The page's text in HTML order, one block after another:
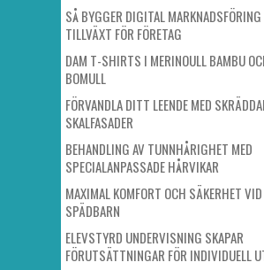
SÅ BYGGER DIGITAL
TILLVÄXT FÖR FÖRETAG
DAM T-SHIRTS I MERINOULL BAMBU
BOMULL
FÖRVANDLA DITT LEENDE MED
SKALFASADER
BEHANDLING AV TUNNHÅRIGHET MED
SPECIALANPASSADE HÅRVIKAR
MAXIMAL KOMFORT OCH SÄKERHET
SPÄDBARN
ELEVSTYRD UNDERVISNING SKAPAR
FÖRUTSÄTTNINGAR FÖR INDIVIDUELL